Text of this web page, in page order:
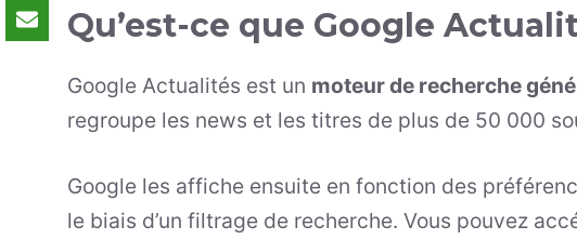
Qu’est-ce que Google
Google Actualités est un moteur de recherche
regroupe les news et les titres de plus de 50 000
Google les affiche ensuite en fonction des
le biais d’un filtrage de recherche. Vous pouvez